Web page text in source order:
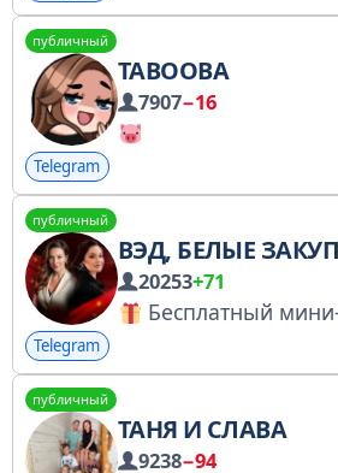
публичный
TABOOBA
7907−16
Telegram
публичный
ВЭД, БЕЛЫЕ ЗАКУПКИ И ЛОГИСТИКА ИЗ КИТАЯ |
20253+71
Бесплатный мини-курс по обелению бизнеса, ВЭД и закупкам из Китая и не
Telegram
публичный
ТАНЯ И СЛАВА
9238−94